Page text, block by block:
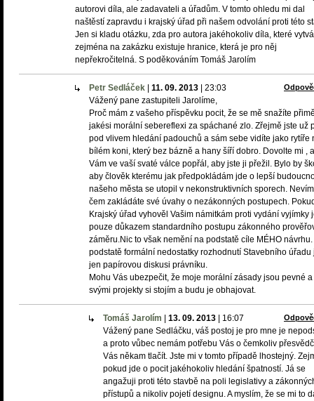
autorovi díla, ale zadavateli a úřadům. V tomto ohledu mi dal
naštěstí zapravdu i krajský úřad při našem odvolání proti této
Jen si kladu otázku, zda pro autora jakéhokoliv díla, které
zejména na zakázku existuje hranice, která je pro něj
nepřekročitelná. S poděkováním Tomáš Jarolím
Petr Sedláček 11. 09. 2013 23:03
Vážený pane zastupiteli Jarolíme,
Proč mám z vašeho příspěvku pocit, že se mě snažíte
jakési morální sebereflexi za spáchané zlo. Zřejmě jste už
pod vlivem hledání padouchů a sám sebe vidíte jako rytíře
bílém koni, který bez bázně a hany šíří dobro. Dovolte mi ,
Vám ve vaší svaté válce popřál, aby jste ji přežil. Bylo by
aby člověk kterému jak předpokládám jde o lepší
našeho města se utopil v nekonstruktivních sporech.
čem zakládáte své úvahy o nezákonných postupech.
Krajský úřad vyhověl Vašim námitkám proti vydání vyjímky
pouze důkazem standardního postupu zákonného
záměru.Nic to však nemění na podstatě cíle MÉHO návrhu.
podstatě formální nedostatky rozhodnutí Stavebního úřadu
jen papírovou diskusi právníku.
Mohu Vás ubezpečit, že moje morální zásady jsou pevné
svými projekty si stojím a budu je obhajovat.
Tomáš Jarolím 13. 09. 2013 16:07
Vážený pane Sedláčku, váš postoj je pro mne je
a proto vůbec nemám potřebu Vás o čemkoliv
Vás někam tlačít. Jste mi v tomto případě lhostejný.
pokud jde o pocit jakéhokoliv hledání špatností. Já se
angažuji proti této stavbě na poli legislativy a
přístupů a nikoliv pojetí designu. A myslím, že se mi to